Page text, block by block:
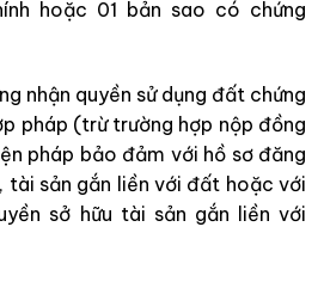
hoặc 01 bản sao có chứng
nhận quyền sử dụng đất chứng
pháp (trừ trường hợp nộp đồng
pháp bảo đảm với hồ sơ đăng
tài sản gắn liền với đất hoặc với
sở hữu tài sản gắn liền với